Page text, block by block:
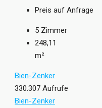
Preis auf Anfrage
5 Zimmer
248,11
m²
Bien-Zenker
330.307 Aufrufe
Bien-Zenker